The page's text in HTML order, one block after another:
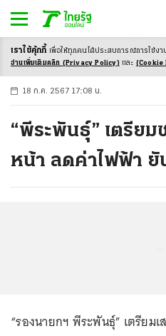
-ก ก ก+
18 ก.ค. 2567 17:08 น.
“พีระพันธ์ุ” เตรีย
หน้า ลดค่าไฟฟ้า ยั
“รองนายกฯ พีระพันธ์ุ” เตรียม
เราใช้คุ้กกี้ เพื่อให้ทุกคนได้ประสบการณ์การใช้ง
อ่านเพิ่มเติมคลิก (Privacy Policy) และ (Cookie